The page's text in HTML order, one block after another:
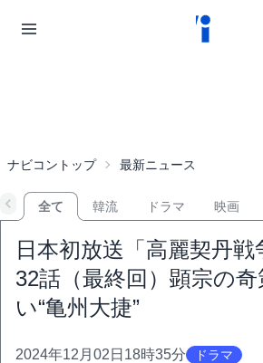
ナビコントップ 最新ニュース
全て 韓流 ドラマ 映画
日本初放送「高麗契丹戦
32話（最終回）顕宗の
い“亀州大捷”
2024年12月02日18時35分 ドラマ